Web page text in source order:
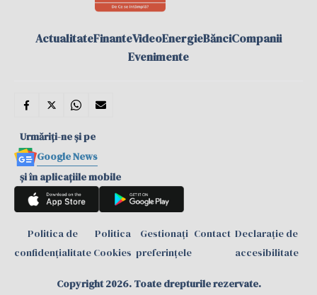
ActualitateFinanteVideoEnergieBănciCompanii
Evenimente
Urmăriți-ne și pe
Google News
și în aplicațiile mobile
Politica de
confidențialitate
Politica
Cookies
Gestionați
preferințele
Contact Declarație de
accesibilitate
Copyright 2026. Toate drepturile rezervate.